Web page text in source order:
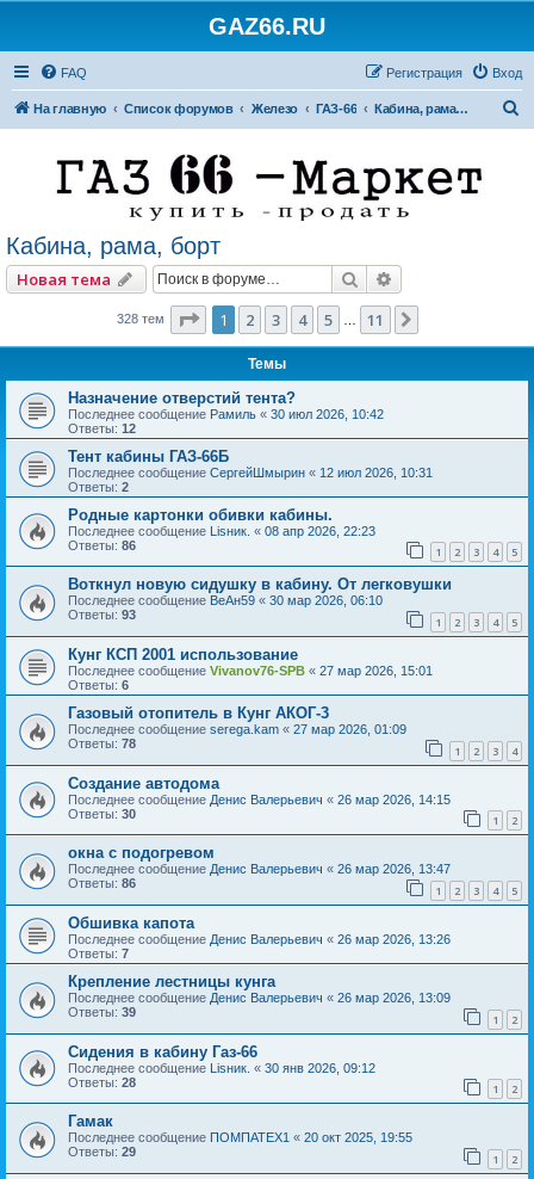
GAZ66.RU
FAQ Вход
Регистрация
На главную Список форумов Железо ГАЗ-66 Кабина, рама, борт
Кабина, рама, борт
Новая тема Поиск
328 тем Страница из 11
1 2 3 4 5 11
Темы
Назначение отверстий тента?
Последнее сообщение Рамиль « 30 июл 2026, 10:42
Ответы: 12
Тент кабины ГАЗ-66Б
Последнее сообщение СергейШмырин « 12 июл 2026, 10:31
Ответы: 2
Родные картонки обивки кабины.
Последнее сообщение Lisник. « 08 апр 2026, 22:23
Ответы: 86 1 2 3 4 5
Воткнул новую сидушку в кабину. От легковушки
Последнее сообщение ВеАн59 « 30 мар 2026, 06:10
Ответы: 93 1 2 3 4 5
Кунг КСП 2001 использование
Последнее сообщение Vivanov76-SPB « 27 мар 2026, 15:01
Ответы: 6
Газовый отопитель в Кунг АКОГ-3
Последнее сообщение serega.kam « 27 мар 2026, 01:09
Ответы: 78 1 2 3 4
Создание автодома
Последнее сообщение Денис Валерьевич « 26 мар 2026, 14:15
Ответы: 30 1 2
окна с подогревом
Последнее сообщение Денис Валерьевич « 26 мар 2026, 13:47
Ответы: 86 1 2 3 4 5
Обшивка капота
Последнее сообщение Денис Валерьевич « 26 мар 2026, 13:26
Ответы: 7
Крепление лестницы кунга
Последнее сообщение Денис Валерьевич « 26 мар 2026, 13:09
Ответы: 39 1 2
Сидения в кабину Газ-66
Последнее сообщение Lisник. « 30 янв 2026, 09:12
Ответы: 28 1 2
Гамак
Последнее сообщение ПОМПАТЕХ1 « 20 окт 2025, 19:55
Ответы: 29 1 2